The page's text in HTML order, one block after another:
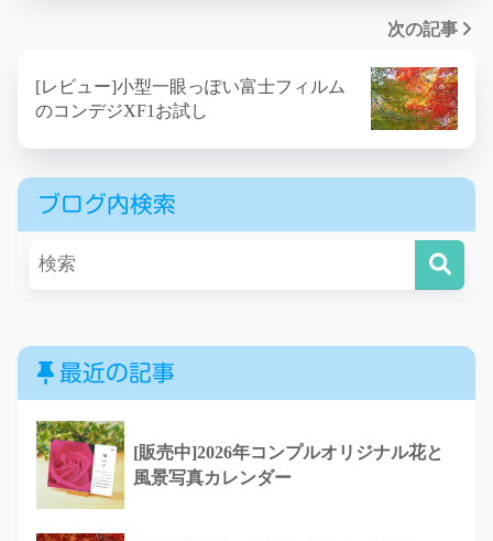
次の記事
[レビュー]小型一眼っぽい富士フィルム
のコンデジXF1お試し
ブログ内検索
最近の記事
[販売中]2026年コンプルオリジナル花と
風景写真カレンダー